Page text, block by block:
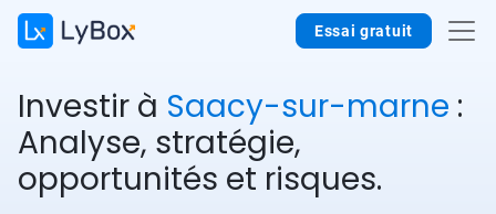
Essai gratuit
Investir à Saacy-sur-marne :
Analyse, stratégie,
opportunités et risques.